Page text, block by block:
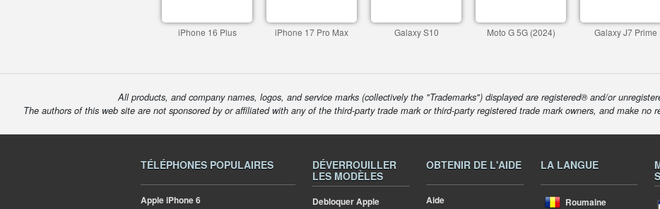
iPhone 16 Plus iPhone 17 Pro Max Galaxy S10 Moto G 5G (2024) Galaxy J7 Prime
All products, and company names, logos, and service marks (collectively the "Trademarks") displayed are registered® and/or
The authors of this web site are not sponsored by or affiliated with any of the third-party trade mark or third-party registered trade mark owners, and make no
TÉLÉPHONES POPULAIRES
AppleiPhone 6
DÉVERROUILLER
LES MODÈLES
Debloquer Apple
OBTENIR DE L'AIDE
Aide
LA LANGUE
Roumaine